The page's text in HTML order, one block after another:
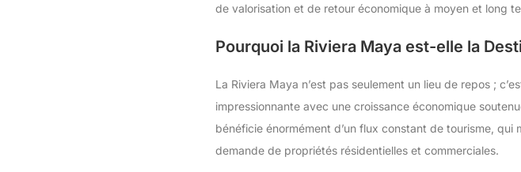
de valorisation et de retour économique à moyen et long
Pourquoi la Riviera Maya est-elle la
La Riviera Maya n’est pas seulement un lieu de repos ;
impressionnante avec une croissance économique
bénéficie énormément d’un flux constant de tourisme,
demande de propriétés résidentielles et commerciales.